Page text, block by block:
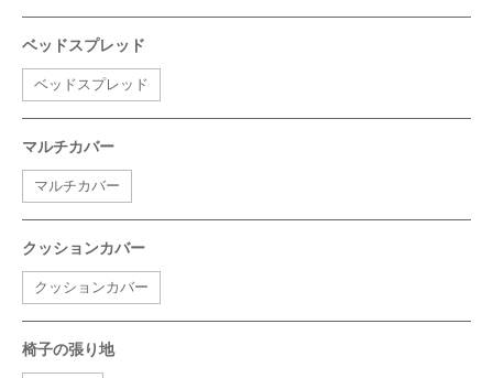
ベッドスプレッド
ベッドスプレッド
マルチカバー
マルチカバー
クッションカバー
クッションカバー
椅子の張り地